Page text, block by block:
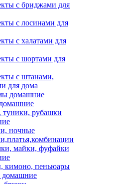
с бриджами для
с лосинами для
с халатами для
с шортами для
с штанами,
для дома
домашние
туники, рубашки
ночные
майки, фуфайки
кимоно, пеньюары